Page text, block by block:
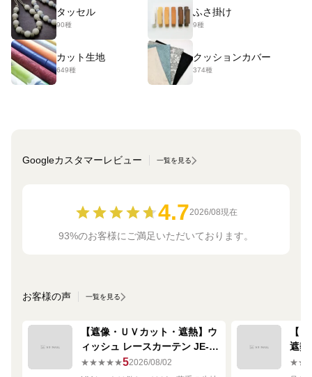
タッセル
90種
ふさ掛け
9種
カット生地
649種
クッションカバー
374種
Googleカスタマーレビュー 一覧を見る
4.72026/08現在
93%のお客様にご満足いただいております。
お客様の声 一覧を見る
【遮像・ＵＶカット・遮熱】ウ
ィッシュ レースカーテン JE-
67249R シルバー
★★★★★52026/08/02
【
遮熱
ー